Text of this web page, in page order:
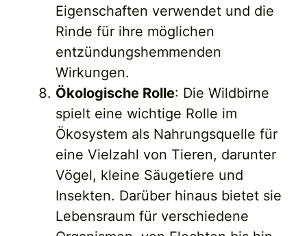
Eigenschaften verwendet und die
Rinde für ihre möglichen
entzündungshemmenden
Wirkungen.
Ökologische Rolle: Die Wildbirne
spielt eine wichtige Rolle im
Ökosystem als Nahrungsquelle für
eine Vielzahl von Tieren, darunter
Vögel, kleine Säugetiere und
Insekten. Darüber hinaus bietet sie
Lebensraum für verschiedene